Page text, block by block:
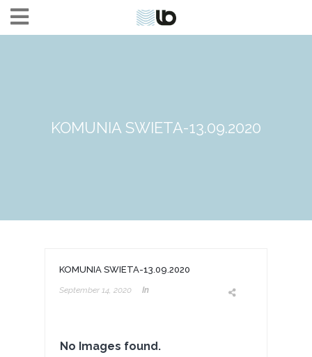
KOMUNIA SWIETA-13.09.2020
KOMUNIA SWIETA-13.09.2020
September 14, 2020 In
No Images found.